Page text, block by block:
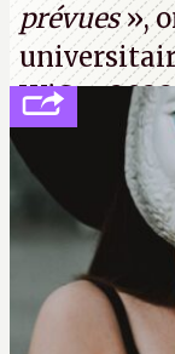
prévues»,
WiSec
(PDF) -
Lastovich)